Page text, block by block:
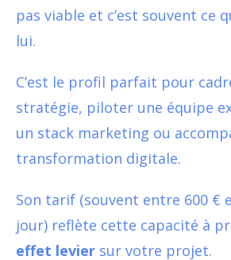
pas viable et c’est souvent ce
lui.
C’est le profil parfait pour
stratégie, piloter une équipe
un stack marketing ou
transformation digitale.
Son tarif (souvent entre 600 €
jour) reflète cette capacité à
effet levier sur votre projet.